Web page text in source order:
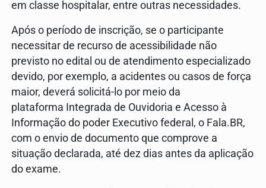
em classe hospitalar, entre outras necessidades.
Após o período de inscrição, se o participante
necessitar de recurso de acessibilidade não
previsto no edital ou de atendimento especializado
devido, por exemplo, a acidentes ou casos de força
maior, deverá solicitá-lo por meio da
plataforma Integrada de Ouvidoria e Acesso à
Informação do poder Executivo federal, o Fala.BR,
com o envio de documento que comprove a
situação declarada, até dez dias antes da aplicação
do exame.